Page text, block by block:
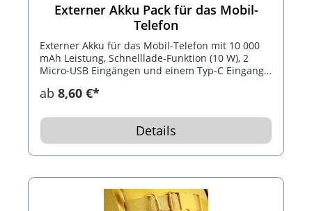
Externer Akku Pack für das Mobil-
Telefon
Externer Akku für das Mobil-Telefon mit 10 000
mAh Leistung, Schnelllade-Funktion (10 W), 2
Micro-USB Eingängen und einem Typ-C Eingang
und 2 USB-Ausgängen (5 V, 2 A). Ein Mikro-USB
ab 8,60 €*
Details